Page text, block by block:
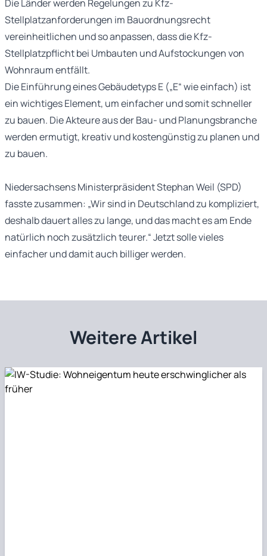
Die Länder werden Regelungen zu Kfz-
Stellplatzanforderungen im Bauordnungsrecht
vereinheitlichen und so anpassen, dass die Kfz-
Stellplatzpflicht bei Umbauten und Aufstockungen von
Wohnraum entfällt.
Die Einführung eines Gebäudetyps E („E“ wie einfach) ist
ein wichtiges Element, um einfacher und somit schneller
zu bauen. Die Akteure aus der Bau- und Planungsbranche
werden ermutigt, kreativ und kostengünstig zu planen und
zu bauen.
Niedersachsens Ministerpräsident Stephan Weil (SPD)
fasste zusammen: „Wir sind in Deutschland zu kompliziert,
deshalb dauert alles zu lange, und das macht es am Ende
natürlich noch zusätzlich teurer.“ Jetzt solle vieles
einfacher und damit auch billiger werden.
Weitere Artikel